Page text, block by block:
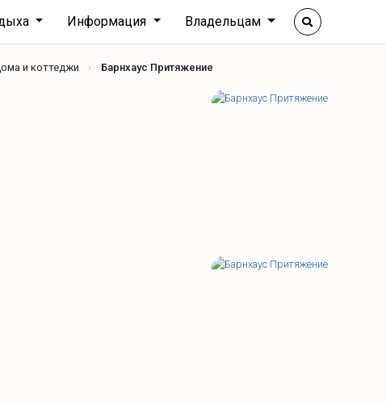
Информация Владельцам
и коттеджи Барнхаус Притяжение